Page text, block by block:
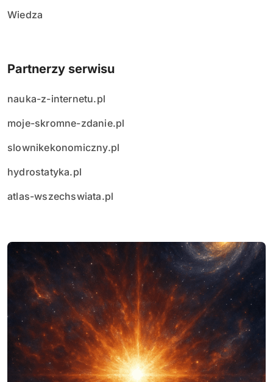
Wiedza
Partnerzy serwisu
nauka-z-internetu.pl
moje-skromne-zdanie.pl
slownikekonomiczny.pl
hydrostatyka.pl
atlas-wszechswiata.pl